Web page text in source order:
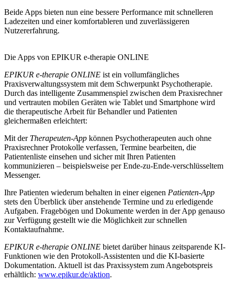
Beide Apps bieten nun eine bessere Performance mit schnelleren
Ladezeiten und einer komfortableren und zuverlässigeren
Nutzererfahrung.
Die Apps von EPIKUR e-therapie ONLINE
EPIKUR e-therapie ONLINE ist ein vollumfängliches
Praxisverwaltungssystem mit dem Schwerpunkt Psychotherapie.
Durch das intelligente Zusammenspiel zwischen dem Praxisrechner
und vertrauten mobilen Geräten wie Tablet und Smartphone wird
die therapeutische Arbeit für Behandler und Patienten
gleichermaßen erleichtert:
Mit der Therapeuten-App können Psychotherapeuten auch ohne
Praxisrechner Protokolle verfassen, Termine bearbeiten, die
Patientenliste einsehen und sicher mit Ihren Patienten
kommunizieren – beispielsweise per Ende-zu-Ende-verschlüsseltem
Messenger.
Ihre Patienten wiederum behalten in einer eigenen Patienten-App
stets den Überblick über anstehende Termine und zu erledigende
Aufgaben. Fragebögen und Dokumente werden in der App genauso
zur Verfügung gestellt wie die Möglichkeit zur schnellen
Kontaktaufnahme.
EPIKUR e-therapie ONLINE bietet darüber hinaus zeitsparende KI-
Funktionen wie den Protokoll-Assistenten und die KI-basierte
Dokumentation. Aktuell ist das Praxissystem zum Angebotspreis
erhältlich: www.epikur.de/aktion.